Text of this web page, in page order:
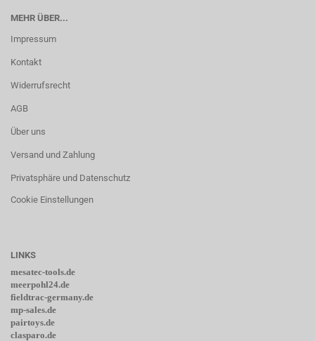
MEHR ÜBER...
Impressum
Kontakt
Widerrufsrecht
AGB
Über uns
Versand und Zahlung
Privatsphäre und Datenschutz
Cookie Einstellungen
LINKS
mesatec-tools.de
meerpohl24.de
fieldtrac-germany.de
mp-sales.de
pairtoys.de
clasparo.de